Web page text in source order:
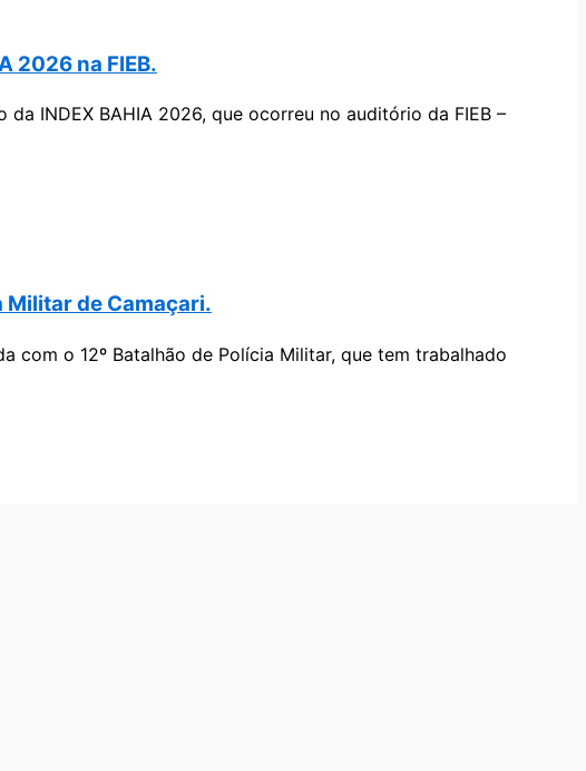
2026 na FIEB.
INDEX BAHIA 2026, que ocorreu no auditório da FIEB –
Militar de Camaçari.
com o 12º Batalhão de Polícia Militar, que tem trabalhado